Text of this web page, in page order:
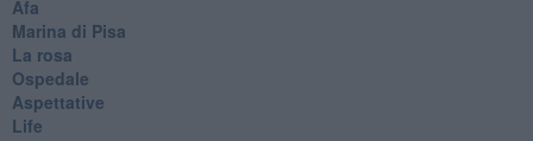
Afa
Marina di Pisa
La rosa
Ospedale
Aspettative
Life